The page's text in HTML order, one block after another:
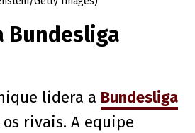
Bundesliga
lidera a Bundesliga
rivais. A equipe